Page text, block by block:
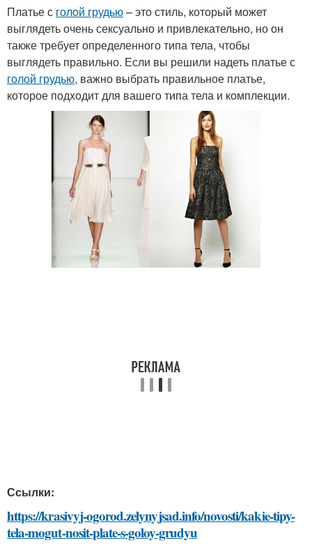
Платье с голой грудью– это стиль, который может
выглядеть очень сексуально и привлекательно, но он
также требует определенного типа тела, чтобы
выглядеть правильно. Если вы решили надеть платье с
голой грудью, важно выбрать правильное платье,
которое подходит для вашего типа тела и комплекции.
Ссылки:
https://krasivyj-ogorod.zelynyjsad.info/novosti/kakie-tipy-
tela-mogut-nosit-plate-s-goloy-grudyu